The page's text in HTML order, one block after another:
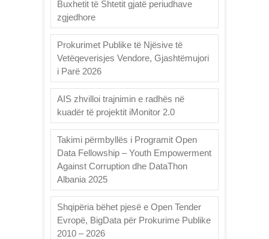
Buxhetit të Shtetit gjatë periudhave
zgjedhore
Prokurimet Publike të Njësive të
Vetëqeverisjes Vendore, Gjashtëmujori
i Parë 2026
AIS zhvilloi trajnimin e radhës në
kuadër të projektit iMonitor 2.0
Takimi përmbyllës i Programit Open
Data Fellowship – Youth Empowerment
Against Corruption dhe DataThon
Albania 2025
Shqipëria bëhet pjesë e Open Tender
Evropë, BigData për Prokurime Publike
2010 – 2026